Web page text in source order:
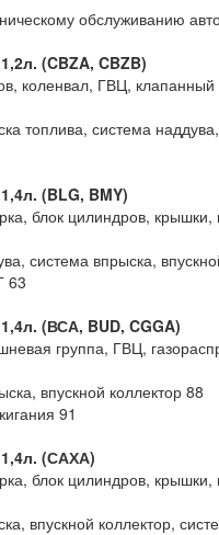
обслуживанию
(CBZA, CBZB)
коленвал, ГВЦ,
топлива, система
(BLG, BMY)
блок цилиндров,
система впрыска,
63
(ВСА, BUD, CGGA)
группа, ГВЦ,
впускной коллектор 88
91
(САХА)
блок цилиндров,
впускной коллектор,